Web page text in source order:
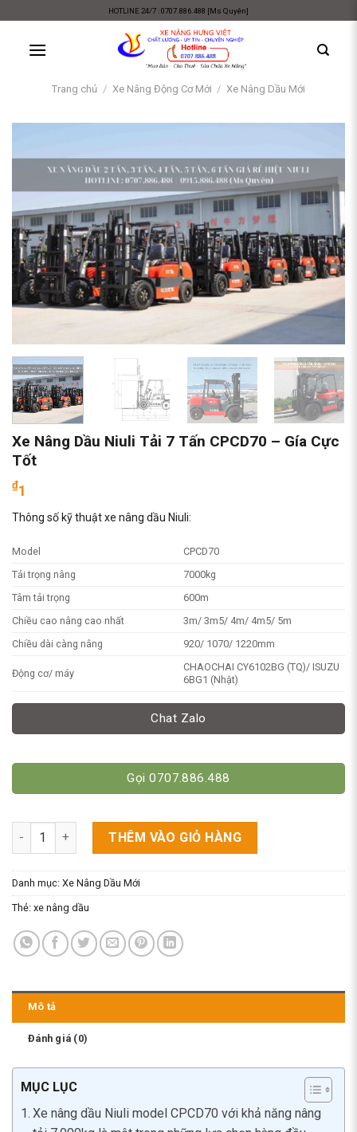
content
HOTLINE 24/7 : 0707.886.488 [Ms Quyên]
Trang chủ / Xe Nâng Động Cơ Mới / Xe Nâng Dầu Mới
Xe Nâng Dầu Niuli Tải 7 Tấn CPCD70 – Gía Cực
Tốt
₫1
Thông số kỹ thuật xe nâng dầu Niuli:
Model
CPCD70
Tải trọng nâng
7000kg
Tâm tải trọng
600m
Chiều cao nâng cao nhất
3m/ 3m5/ 4m/ 4m5/ 5m
Chiều dài càng nâng
920/ 1070/ 1220mm
Động cơ/ máy
CHAOCHAI CY6102BG (TQ)/ ISUZU
6BG1 (Nhật)
Chat Zalo
Gọi 0707.886.488
Xe Nâng Dầu Niuli Tải 7 Tấn CPCD70 - Gía Cực Tốt số lượng
THÊM VÀO GIỎ HÀNG
Danh mục: Xe Nâng Dầu Mới
Thẻ: xe nâng dầu
Mô tả
Đánh giá (0)
MỤC LỤC
Xe nâng dầu Niuli model CPCD70 với khả năng nâng